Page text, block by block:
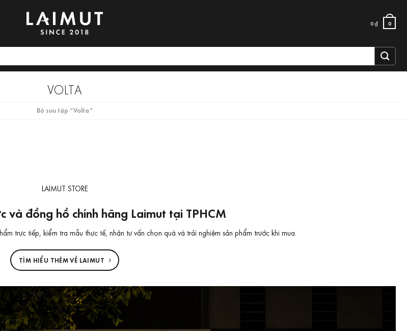
0₫ 0
VOLTA
Bộ sưu tập “Volta”
LAIMUT STORE
và đồng hồ chính hãng Laimut tại TPHCM
trực tiếp, kiểm tra mẫu thực tế, nhận tư vấn chọn quà và trải nghiệm sản phẩm trước khi mua.
TÌM HIỂU THÊM VỀ LAIMUT